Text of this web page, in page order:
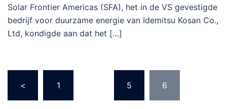
Solar Frontier Americas (SFA), het in de VS gevestigde
bedrijf voor duurzame energie van Idemitsu Kosan Co.,
Ltd, kondigde aan dat het […]
< 1 5 6